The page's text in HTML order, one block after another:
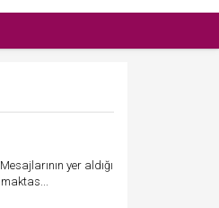
yer aldığı